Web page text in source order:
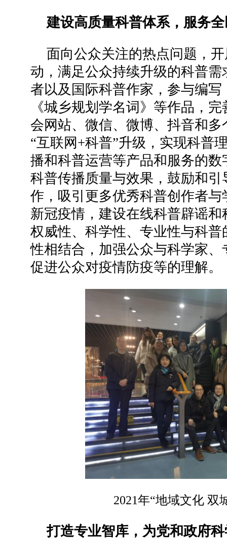
建设高质量科普体系，服务
面向公众关注的热点问题，
动，满足公众持续升级的科普
者以及国际科普作家，参与编
《城乡规划学名词》等作品，
会网站、微信、微博、抖音和
“互联网+科普”升级，实现科普
播和科普运营等产品和服务的
科普传播质量与效果，鼓励和
作，吸引更多优秀科普创作者
新冠疫情，建设在线科普辟谣
权威性、科学性、专业性与科
性相结合，加强公众与科学家
促进公众对疫情防疫等的理解。
2021年“地域文化 双
打造专业智库，为党和政府